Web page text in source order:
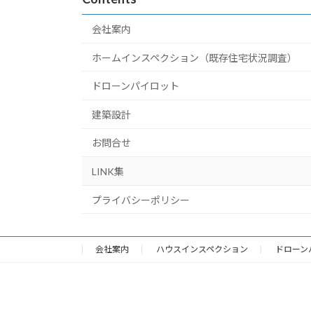
会社案内
ホームインスペクション（既存住宅状況調査）
ドローンパイロット
建築設計
お問合せ
LINK集
プライバシーポリシー
会社案内 ハウスインスペクション ドロー